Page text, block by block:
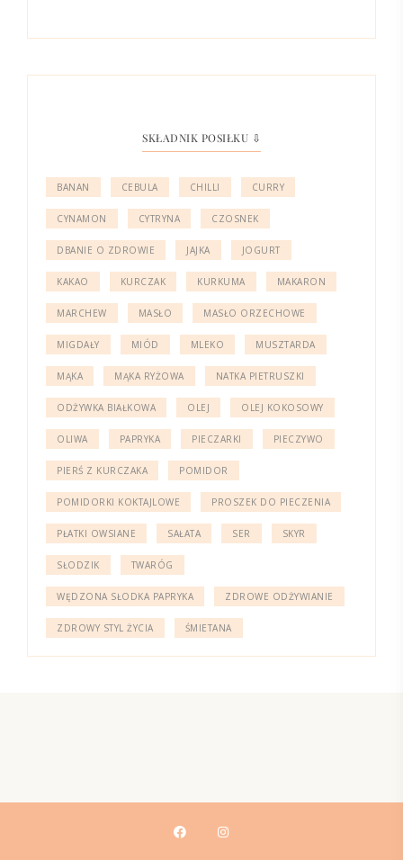
SKŁADNIK POSIŁKU ⇩
BANAN CEBULA CHILLI CURRY
CYNAMON CYTRYNA CZOSNEK
DBANIE O ZDROWIE JAJKA JOGURT
KAKAO KURCZAK KURKUMA MAKARON
MARCHEW MASŁO MASŁO ORZECHOWE
MIGDAŁY MIÓD MLEKO MUSZTARDA
MĄKA MĄKA RYŻOWA NATKA PIETRUSZKI
ODŻYWKA BIAŁKOWA OLEJ OLEJ KOKOSOWY
OLIWA PAPRYKA PIECZARKI PIECZYWO
PIERŚ Z KURCZAKA POMIDOR
POMIDORKI KOKTAJLOWE PROSZEK DO PIECZENIA
PŁATKI OWSIANE SAŁATA SER SKYR
SŁODZIK TWARÓG
WĘDZONA SŁODKA PAPRYKA ZDROWE ODŻYWIANIE
ZDROWY STYL ŻYCIA ŚMIETANA